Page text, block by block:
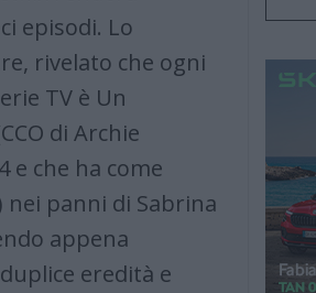
episodi. Lo
rivelato che ogni
TV è Un
di Archie
e che ha come
nei panni di Sabrina
appena
eredità e